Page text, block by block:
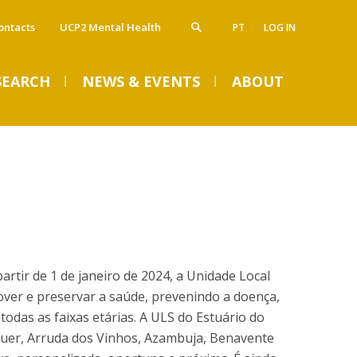
PT LOG IN
UCP2 Mental Health
Course in Sleep Medicine
Course in Sleep Pediatric Medicine
Course in Entrepreneurship in Health
- Completed Courses
Doctorate in Bioethics
NEWS & EVENTS
Welcome Week 2026
Tue, 08 Sep 2026 - 09:00
ABOUT
Partnership
Asked Questions Overview
de 1 de janeiro de 2024, a Unidade Local
e preservar a saúde, prevenindo a doença,
as faixas etárias. A ULS do Estuário do
Arruda dos Vinhos, Azambuja, Benavente